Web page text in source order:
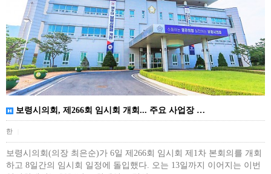
보령시의회, 제266회 임시회 개회... 주요 사업장 …
한
보령시의회(의장 최은순)가 6일 제266회 임시회 제1차 본회의를 개회
하고 8일간의 임시회 일정에 돌입했다. 오는 13일까지 이어지는 이번